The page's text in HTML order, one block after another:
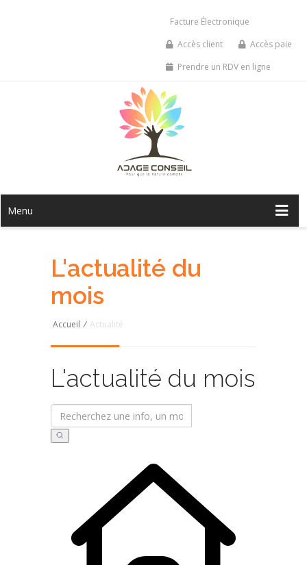
Facture Électronique
Accès client
Accès paie
Prendre un RDV en ligne
Menu
L'actualité du
mois
Accueil / Actualité
L'actualité du mois